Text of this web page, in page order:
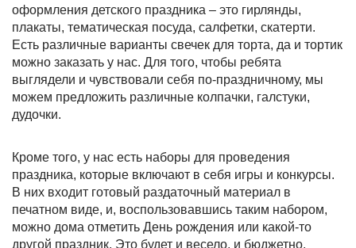
оформления детского праздника – это гирлянды,
плакаты, тематическая посуда, салфетки, скатерти.
Есть различные варианты свечек для торта, да и тортик
можно заказать у нас. Для того, чтобы ребята
выглядели и чувствовали себя по-праздничному, мы
можем предложить различные колпачки, галстуки,
дудочки.
Кроме того, у нас есть наборы для проведения
праздника, которые включают в себя игры и конкурсы.
В них входит готовый раздаточный материал в
печатном виде, и, воспользовавшись таким набором,
можно дома отметить День рождения или какой-то
другой праздник. Это будет и весело, и бюджетно.